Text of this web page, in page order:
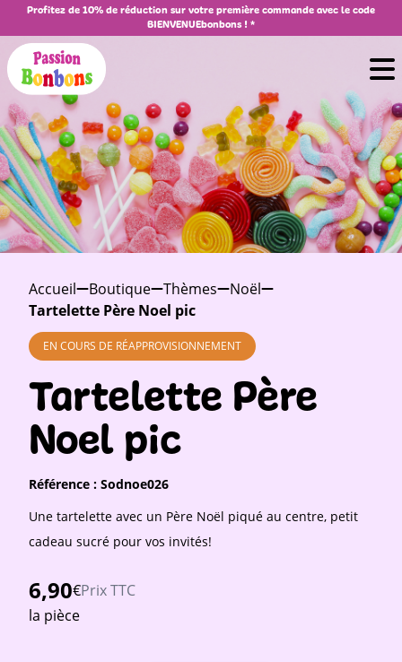
Profitez de 10% de réduction sur votre première commande avec le code
BIENVENUEbonbons ! *
Accueil Boutique Thèmes
Noël
Tartelette Père Noel pic
EN COURS DE RÉAPPROVISIONNEMENT
Tartelette Père
Noel pic
Référence : Sodnoe026
Une tartelette avec un Père Noël piqué au centre, petit
cadeau sucré pour vos invités!
6,90€Prix TTC
la pièce